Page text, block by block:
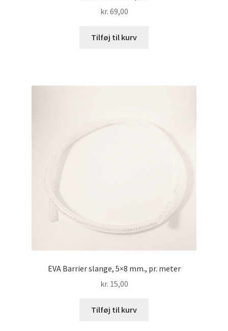
kr. 69,00
Tilføj til kurv
EVA Barrier slange, 5×8 mm., pr. meter
kr. 15,00
Tilføj til kurv